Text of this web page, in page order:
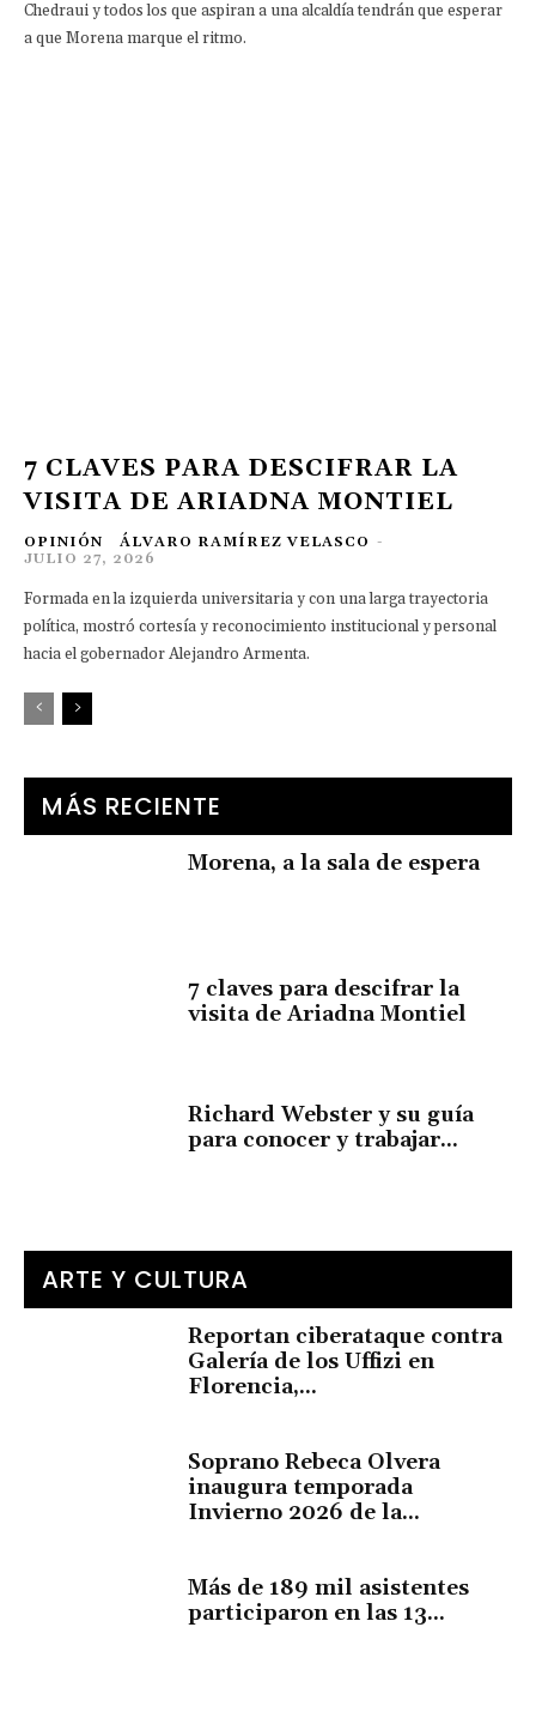
Chedraui y todos los que aspiran a una alcaldía tendrán que esperar
a que Morena marque el ritmo.
7 CLAVES PARA DESCIFRAR LA
VISITA DE ARIADNA MONTIEL
OPINIÓN ÁLVARO RAMÍREZ VELASCO -
JULIO 27, 2026
Formada en la izquierda universitaria y con una larga trayectoria
política, mostró cortesía y reconocimiento institucional y personal
hacia el gobernador Alejandro Armenta.
MÁS RECIENTE
Morena, a la sala de espera
7 claves para descifrar la
visita de Ariadna Montiel
Richard Webster y su guía
para conocer y trabajar...
ARTE Y CULTURA
Reportan ciberataque contra
Galería de los Uffizi en
Florencia,...
Soprano Rebeca Olvera
inaugura temporada
Invierno 2026 de la...
Más de 189 mil asistentes
participaron en las 13...